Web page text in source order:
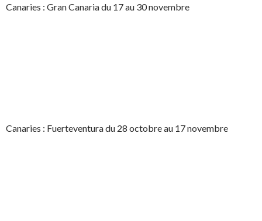
Canaries : Gran Canaria du 17 au 30 novembre
Canaries : Fuerteventura du 28 octobre au 17 novembre